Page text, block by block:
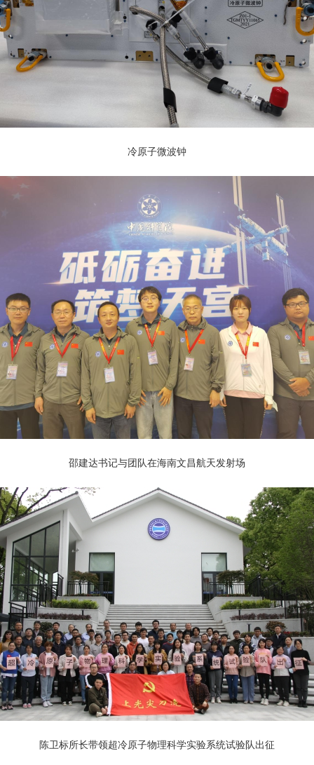
冷原子微波钟
邵建达书记与团队在海南文昌航天发射场
陈卫标所长带领超冷原子物理科学实验系统试验队出征